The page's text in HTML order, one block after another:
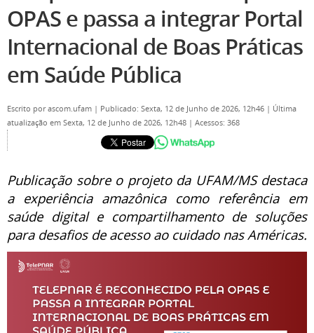
OPAS e passa a integrar Portal
Internacional de Boas Práticas
em Saúde Pública
Escrito porascom.ufam | Publicado: Sexta, 12 de Junho de 2026, 12h46 | Última
atualização em Sexta, 12 de Junho de 2026, 12h48 | Acessos: 368
Publicação sobre o projeto da UFAM/MS destaca
a experiência amazônica como referência em
saúde digital e compartilhamento de soluções
para desafios de acesso ao cuidado nas Américas.